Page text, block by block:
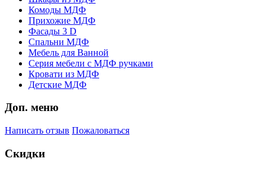
Комоды МДФ
Прихожие МДФ
Фасады 3 D
Спальни МДФ
Мебель для Ванной
Серия мебели с МДФ ручками
Кровати из МДФ
Детские МДФ
Доп. меню
Написать отзыв Пожаловаться
Скидки